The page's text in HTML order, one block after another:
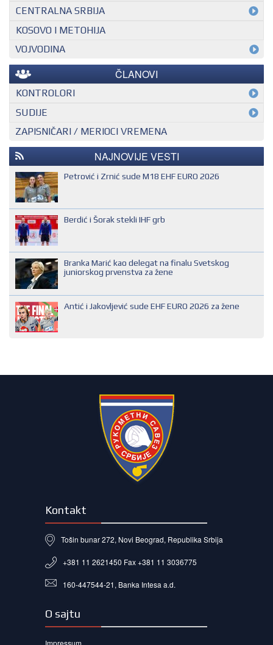
CENTRALNA SRBIJA
KOSOVO I METOHIJA
VOJVODINA
ČLANOVI
KONTROLORI
MEĐUNARODNI KONTROLOR
NACIONALNI KONTROLOR
REGIONALNI KONTROLOR
SUDIJE
EHF SUDIJA
IHF SUDIJA
MLADI EVROPSKI SUDIJA
NACIONALNI SUDIJA
REGIONALNI SUDIJA
SUDIJA DRUGE KATEGORIJE
SUDIJA OMLADINAC
SUDIJA PRVE KATEGORIJE
ZAPISNIČARI / MERIOCI VREMENA
NAJNOVIJE VESTI
Petrović i Zrnić sude M18 EHF EURO 2026
Berdić i Šorak stekli IHF grb
Branka Marić kao delegat na finalu Svetskog
juniorskog prvenstva za žene
Antić i Jakovljević sude EHF EURO 2026 za žene
Kontakt
Tošin bunar 272, Novi Beograd, Republika Srbija
+381 11 2621450 Fax +381 11 3036775
160-447544-21, Banka Intesa a.d.
O sajtu
Impressum